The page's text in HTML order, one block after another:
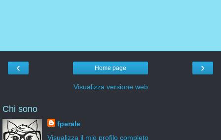
‹ ›
Home page
Visualizza versione web
Chi sono
fperale
Visualizza il mio profilo completo